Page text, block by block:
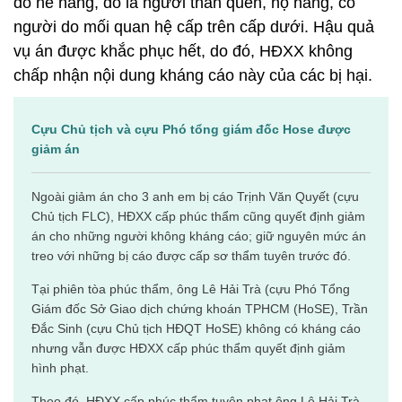
người do mối quan hệ cấp trên cấp dưới. Hậu quả
vụ án được khắc phục hết, do đó, HĐXX không
chấp nhận nội dung kháng cáo này của các bị hại.
Cựu Chủ tịch và cựu Phó tổng giám đốc Hose được
giảm án
Ngoài giảm án cho 3 anh em bị cáo Trịnh Văn Quyết (cựu
Chủ tịch FLC), HĐXX cấp phúc thẩm cũng quyết định giảm
án cho những người không kháng cáo; giữ nguyên mức án
treo với những bị cáo được cấp sơ thẩm tuyên trước đó.
Tại phiên tòa phúc thẩm, ông Lê Hải Trà (cựu Phó Tổng
Giám đốc Sở Giao dịch chứng khoán TPHCM (HoSE), Trần
Đắc Sinh (cựu Chủ tịch HĐQT HoSE) không có kháng cáo
nhưng vẫn được HĐXX cấp phúc thẩm quyết định giảm
hình phạt.